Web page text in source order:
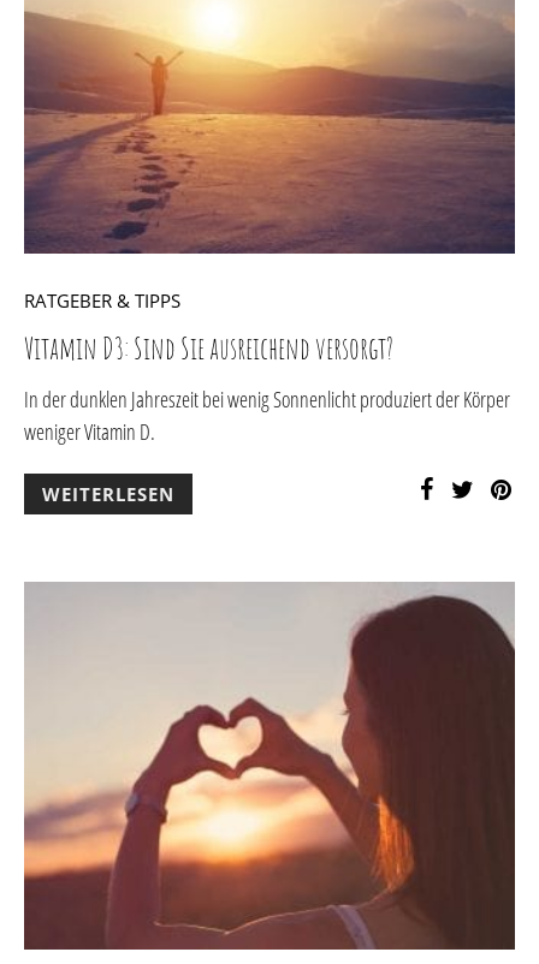
RATGEBER & TIPPS
Vitamin D3: Sind Sie ausreichend versorgt?
In der dunklen Jahreszeit bei wenig Sonnenlicht produziert der Körper
weniger Vitamin D.
WEITERLESEN